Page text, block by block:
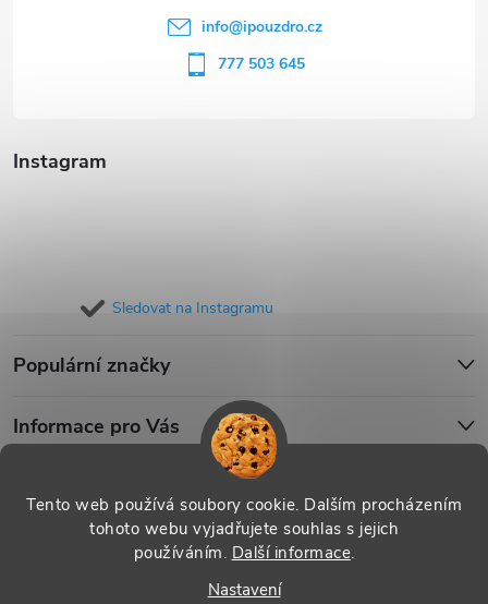
Tento web používá soubory cookie. Dalším procházením
tohoto webu vyjadřujete souhlas s jejich
používáním. Další informace.
Nastavení
Instagram
Sledovat na Instagramu
Populární značky
Informace pro Vás
info@ipouzdro.cz
777 503 645
Copyright 2026 . Všechna práva vyhrazena.
nastavení cookies